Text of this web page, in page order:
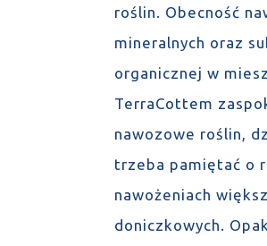
roślin. Obecność
mineralnych oraz
organicznej w
TerraCottem
nawozowe roślin,
trzeba pamiętać o
nawożeniach
doniczkowych.